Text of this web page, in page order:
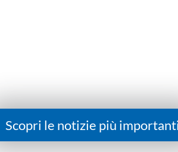
Scopri le notizie più